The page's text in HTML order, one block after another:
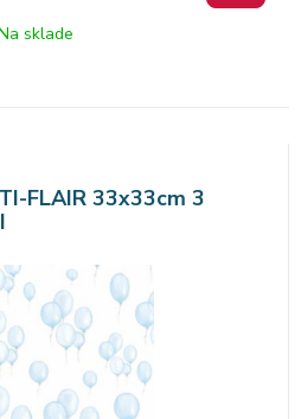
sklade
FLAIR 33x33cm 3